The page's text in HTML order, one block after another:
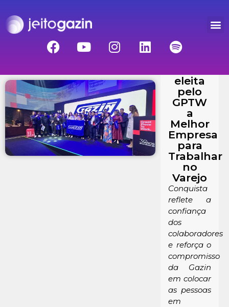
eleita
pelo
GPTW
a
Melhor
Empresa
para
Trabalhar
no
Varejo
Conquista
reflete a
confiança
dos
colaboradores
e reforça o
compromisso
da Gazin
em colocar
as pessoas
em